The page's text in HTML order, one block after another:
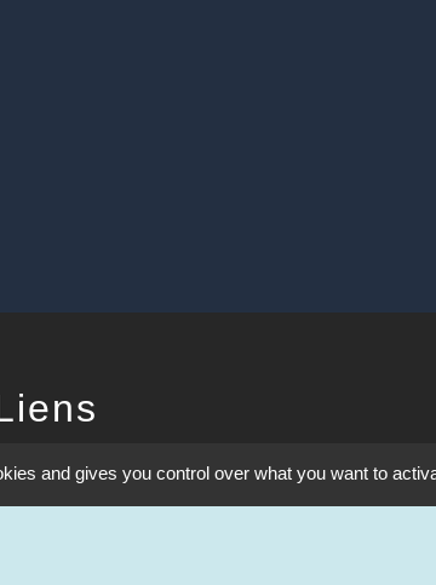
Station Illiwap CRAINTILLEUX
and gives you control over what you want to